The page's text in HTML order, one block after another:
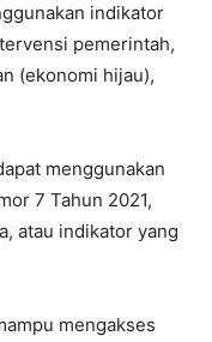
indikator
pemerintah,
(ekonomi hijau),
menggunakan
7 Tahun 2021,
atau indikator yang
mengakses